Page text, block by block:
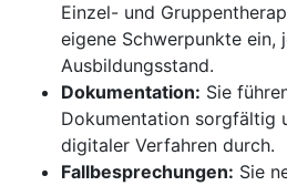
Einzel- und
eigene Schwerpunkte ein,
Ausbildungsstand.
Dokumentation: Sie
Dokumentation sorgfältig
digitaler Verfahren durch.
Fallbesprechungen: Sie